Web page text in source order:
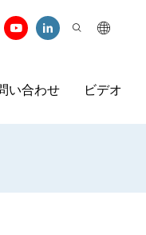
い合わせ ビデオ